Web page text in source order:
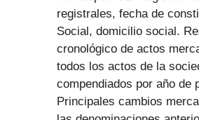
registrales, fecha de
Social, domicilio social.
cronológico de actos
todos los actos de la
compendiados por año de
Principales cambios